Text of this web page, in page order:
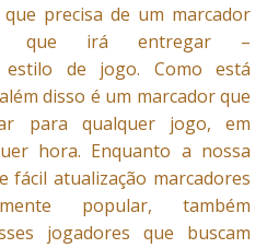
precisa de um marcador
que irá entregar –
estilo de jogo. Como está
disso é um marcador que
para qualquer jogo, em
hora. Enquanto a nossa
fácil atualização marcadores
popular, também
jogadores que buscam